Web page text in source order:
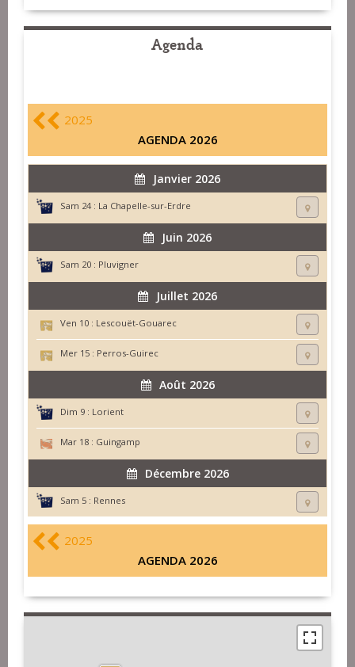
Agenda
2025
AGENDA 2026
Janvier 2026
Sam 24 : La Chapelle-sur-Erdre
Juin 2026
Sam 20 : Pluvigner
Juillet 2026
Ven 10 : Lescouët-Gouarec
Mer 15 : Perros-Guirec
Août 2026
Dim 9 : Lorient
Mar 18 : Guingamp
Décembre 2026
Sam 5 : Rennes
2025
AGENDA 2026